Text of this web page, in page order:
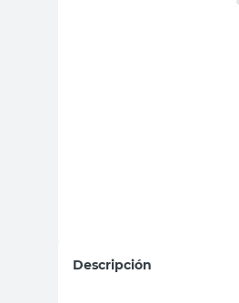
Descripción